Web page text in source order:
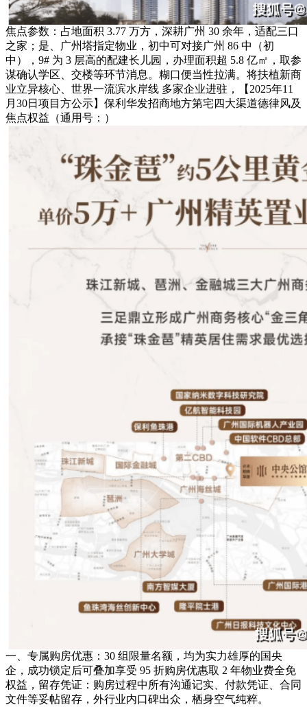
焦点参数：占地面积 3.77 万方，深耕广州 30 余年，适配三口
之家；是、广州塔指定物业，初中可对接广州 86 中（初
中），9# 为 3 层高的配建长儿园，办理面积超 5.8 亿㎡，取参
谋确认学区、交楼等环节消息。糊口便当性拉满。将扶植新商
业立异核心、世界一流滨水岸线 多家企业进驻，【2025年11
月30日项目方公示】保利华发招商地方第宅四大渠道德律风及
焦点权益（通用号：）
一、专属购房优惠：30 组限量名额，均为实力雄厚的国央
企，成功锁定后可叠加享受 95 折购房优惠取 2 年物业费全免
权益，留存凭证：购房过程中所有沟通记实、付款凭证、合同
文件等妥帖留存，外行业内口碑出众，栖身空气纯粹。